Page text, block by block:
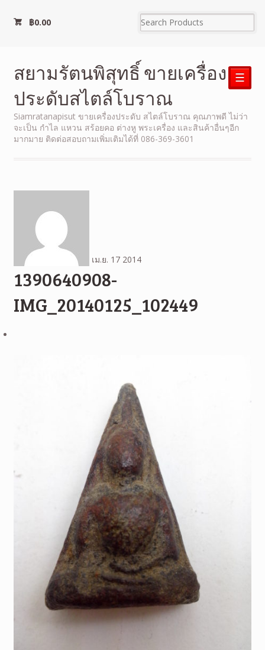
฿0.00
สยามรัตนพิสุทธิ์ ขายเครื่อง
ประดับสไตล์โบราณ
Siamratanapisut ขายเครื่องประดับ สไตล์โบราณ คุณภาพดี ไม่ว่า
จะเป็น กำไล แหวน สร้อยคอ ต่างหู พระเครื่อง และสินค้าอื่นๆอีก
มากมาย ติดต่อสอบถามเพิ่มเติมได้ที่ 086-369-3601
☰
เม.ย. 17 2014
1390640908-
IMG_20140125_102449